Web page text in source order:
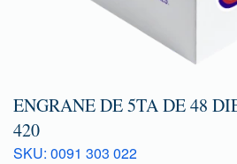
ENGRANE DE 5TA DE 48
420
SKU: 0091 303 022